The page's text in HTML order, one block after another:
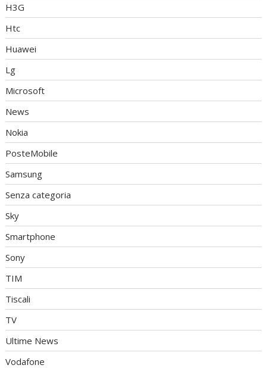
H3G
Htc
Huawei
Lg
Microsoft
News
Nokia
PosteMobile
Samsung
Senza categoria
Sky
Smartphone
Sony
TIM
Tiscali
TV
Ultime News
Vodafone